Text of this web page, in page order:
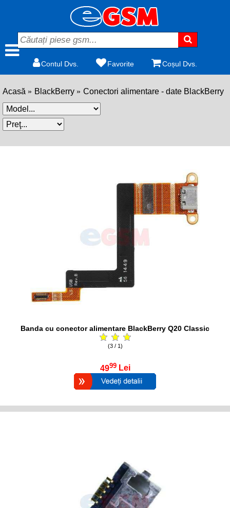
Contul Dvs. Favorite Coșul Dvs.
Acasă BlackBerry Conectori alimentare - date BlackBerry
Banda cu conector alimentare BlackBerry Q20 Classic
(3 / 1)
4999 Lei